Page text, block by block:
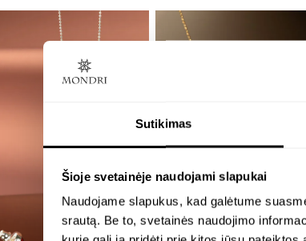
Sutikimas
Šioje svetainėje naudojami slapukai
Naudojame slapukus, kad galėtume
srautą. Be to, svetainės naudojimo